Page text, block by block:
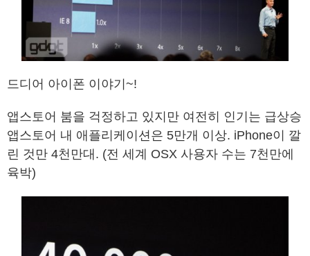
드디어 아이폰 이야기~!
앱스토어 붐을 걱정하고 있지만 여전히 인기는 급상승
앱스토어 내 애플리케이션은 5만개 이상. iPhone이 깔
린 것만 4천만대. (전 세계 OSX 사용자 수는 7천만에
육박)